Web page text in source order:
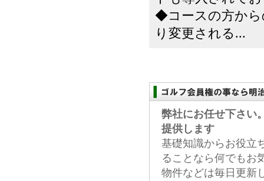
◆コースの方から
り変更される...
弊社にお任せ下さい
提供します
基礎知識からお役立
ることなら何でもお
物件などは毎日更新